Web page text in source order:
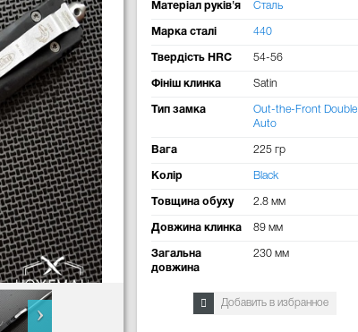
Матеріал руків'я Сталь
Марка сталі 440
Твердість HRC 54-56
Фініш клинка Satin
Тип замка
Out-the-Front Double
Auto
Вага 225 гр
Колір Black
Товщина обуху 2.8 мм
Довжина клинка 89 мм
Загальна
довжина
230 мм
Добавить в избранное